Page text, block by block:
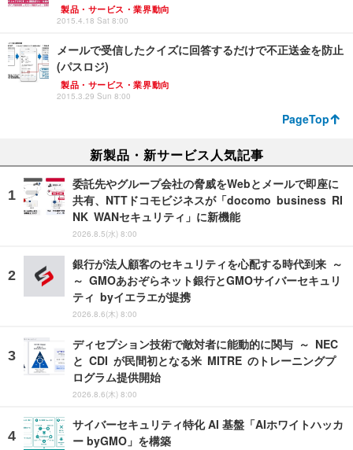
製品・サービス・業界動向
2015.4.18 Sat 8:00
メールで受信したクイズに回答するだけで不正送金を防止
(パスロジ)
製品・サービス・業界動向
2015.3.29 Sun 8:00
PageTop
新製品・新サービス人気記事
委託先やグループ会社の脅威をWebとメールで即座に
共有、NTTドコモビジネスが「docomo business RI
NK WANセキュリティ」に新機能
2026.8.5(水) 8:00
銀行が法人顧客のセキュリティを心配する時代到来 ～
～ GMOあおぞらネット銀行とGMOサイバーセキュリ
ティ byイエラエが提携
2026.8.6(木) 8:00
ディセプション技術で敵対者に能動的に関与 ～ NEC
と CDI が民間初となる米 MITRE のトレーニングプ
ログラム提供開始
2026.8.6(木) 8:00
サイバーセキュリティ特化 AI 基盤「AIホワイトハッカ
ー byGMO」を構築